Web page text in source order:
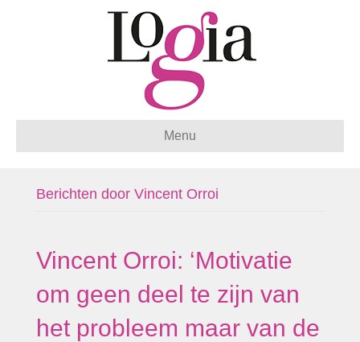
Menu
Berichten door Vincent Orroi
Vincent Orroi: ‘Motivatie
om geen deel te zijn van
het probleem maar van de